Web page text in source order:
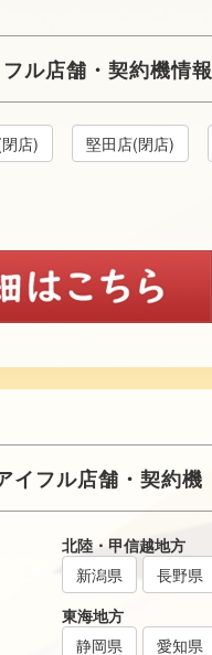
ル店舗・契約機情報
店) 堅田店(閉店)
イフル店舗・契約機
北陸・甲信越地方
新潟県
長野県
東海地方
静岡県
愛知県